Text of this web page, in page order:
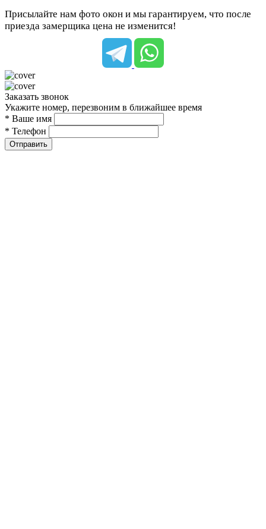
Присылайте нам фото окон и мы гарантируем, что после
приезда замерщика цена не изменится!
Заказать звонок
Укажите номер, перезвоним в ближайшее время
* Ваше имя
* Телефон
Отправить